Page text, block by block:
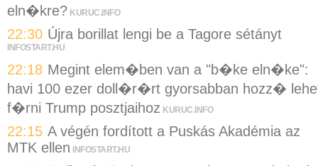
eln�kre? KURUC.INFO
22:30 Újra borillat lengi be a Tagore sétányt
INFOSTART.HU
22:18 Megint elem�ben van a "b�ke eln�ke":
havi 100 ezer doll�r�rt gyorsabban hozz�
f�rni Trump posztjaihoz KURUC.INFO
22:15 A végén fordított a Puskás Akadémia az
MTK ellen
INFOSTART.HU